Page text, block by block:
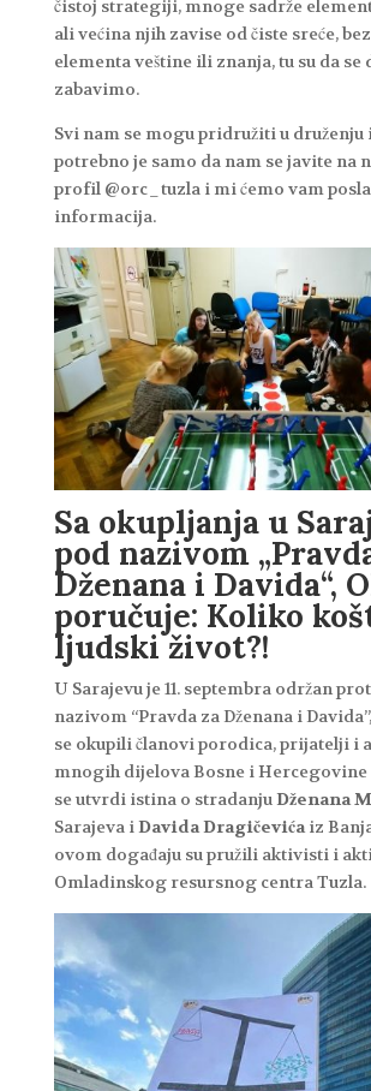
čistoj strategiji, mnoge sadrže
ali većina njih zavise od čiste sreće,
elementa veštine ili znanja, tu su da se
zabavimo.
Svi nam se mogu pridružiti u
potrebno je samo da nam se javite na
profil @orc_tuzla i mi ćemo vam
informacija.
Sa okupljanja u
pod nazivom
Dženana i Davida“,
poručuje: Koliko
ljudski život?!
U Sarajevu je 11. septembra održan
nazivom “Pravda za Dženana i
se okupili članovi porodica, prijatelji i
mnogih dijelova Bosne i
se utvrdi istina o stradanjuDženana
Sarajeva iDavida Dragičevićaiz
ovom događaju su pružili aktivisti i
Omladinskog resursnog centra Tuzla.